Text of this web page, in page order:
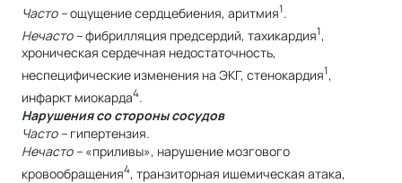
Часто –ощущение сердцебиения, аритмия1.
Нечасто –фибрилляция предсердий, тахикардия1,
хроническая сердечная недостаточность,
неспецифические изменения на ЭКГ, стенокардия1,
инфаркт миокарда4.
Нарушения со стороны сосудов
Часто – гипертензия.
Нечасто – «приливы», нарушение мозгового
кровообращения4, транзиторная ишемическая атака,